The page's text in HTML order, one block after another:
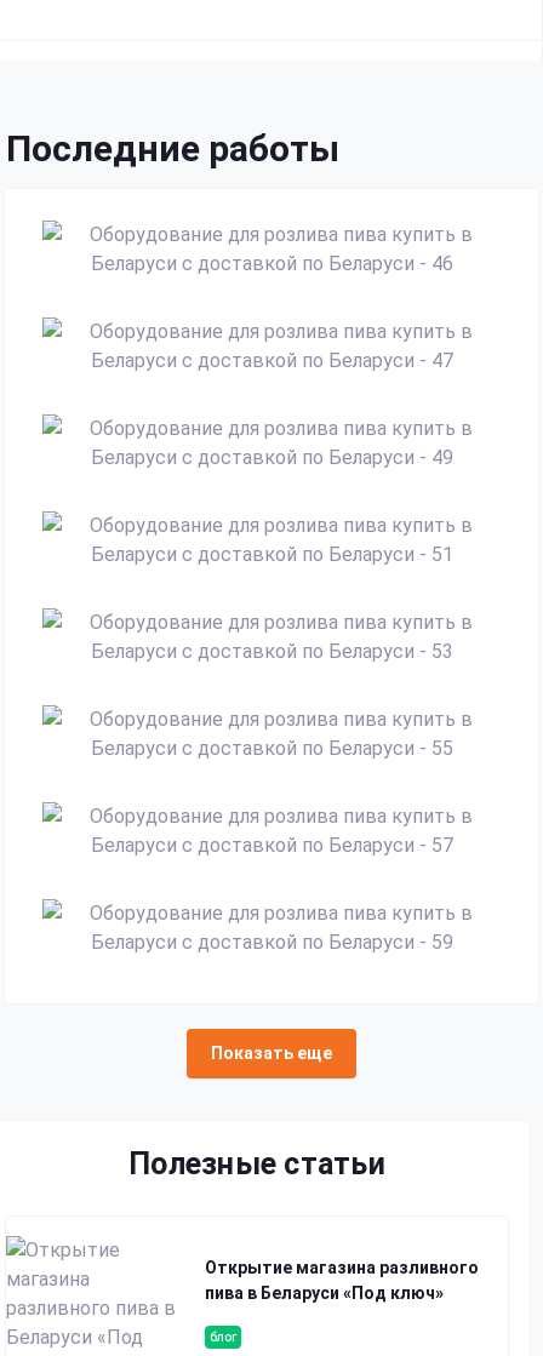
Последние работы
Показать еще
Полезные статьи
блог
Открытие магазина разливного
пива в Беларуси «Под ключ»